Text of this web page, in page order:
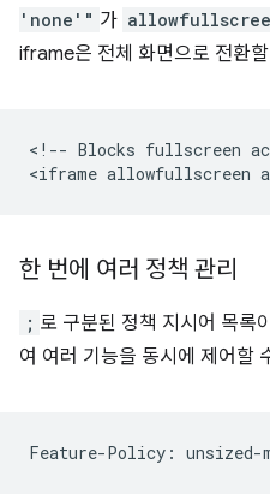
'none'" 가
iframe은 전체 화면으로 전환
<!-- Blocks fullscreen
한 번에 여러 정책 관리
; 로 구분된 정책 지시어 목록
여 여러 기능을 동시에 제어할